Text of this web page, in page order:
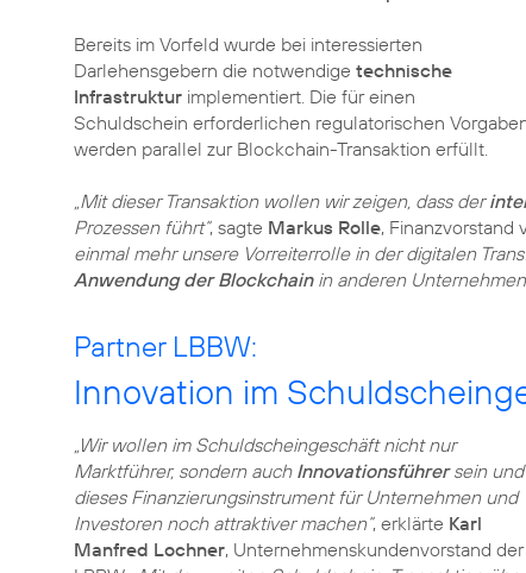
Bereits im Vorfeld wurde bei interessierten
Darlehensgebern die notwendige technische
Infrastruktur implementiert. Die für einen
Schuldschein erforderlichen regulatorischen
werden parallel zur Blockchain-Transaktion erfüllt.
„Mit dieser Transaktion wollen wir zeigen, dass der
Prozessen führt“, sagte Markus Rolle, Finanzvorstand
einmal mehr unsere Vorreiterrolle in der digitalen
Anwendung der Blockchainin anderen
Partner LBBW:
Innovation im
„Wir wollen im Schuldscheingeschäft nicht nur
Marktführer, sondern auch Innovationsführersein und
dieses Finanzierungsinstrument für Unternehmen und
Investoren noch attraktiver machen“, erklärte Karl
Manfred Lochner, Unternehmenskundenvorstand der